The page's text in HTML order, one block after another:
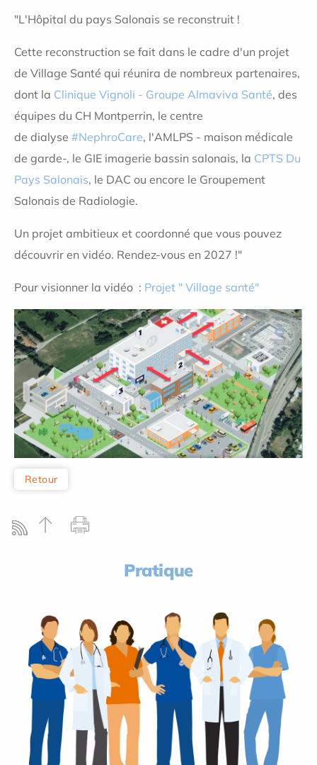
"L'Hôpital du pays Salonais se reconstruit !
Cette reconstruction se fait dans le cadre d'un projet
de Village Santé qui réunira de nombreux partenaires,
dont la Clinique Vignoli - Groupe Almaviva Santé, des
équipes du CH Montperrin, le centre
de dialyse #NephroCare, l'AMLPS - maison médicale
de garde-, le GIE imagerie bassin salonais, la CPTS Du
Pays Salonais, le DAC ou encore le Groupement
Salonais de Radiologie.
Un projet ambitieux et coordonné que vous pouvez
découvrir en vidéo. Rendez-vous en 2027 !"
Pour visionner la vidéo : Projet " Village santé"
Retour
Pratique